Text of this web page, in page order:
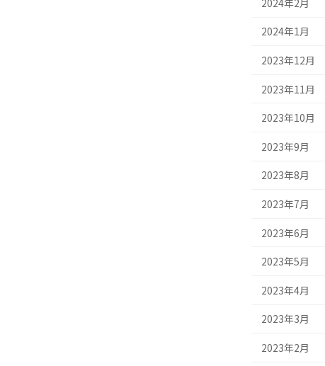
2024年1月
2023年12月
2023年11月
2023年10月
2023年9月
2023年8月
2023年7月
2023年6月
2023年5月
2023年4月
2023年3月
2023年2月